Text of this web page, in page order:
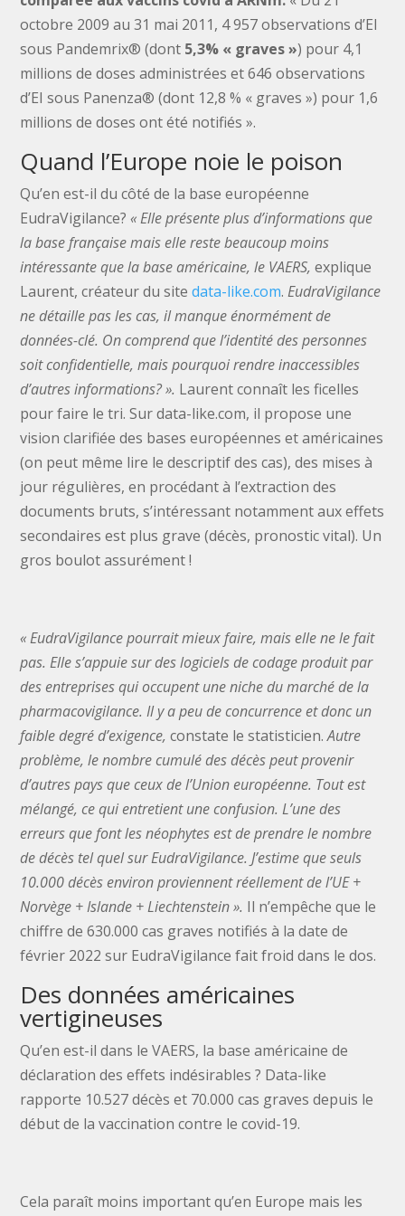
octobre 2009 au 31 mai 2011, 4 957 observations d’EI
sous Pandemrix® (dont 5,3% « graves ») pour 4,1
millions de doses administrées et 646 observations
d’EI sous Panenza® (dont 12,8 % « graves ») pour 1,6
millions de doses ont été notifiés ».
Quand l’Europe noie le poison
Qu’en est-il du côté de la base européenne
EudraVigilance?« Elle présente plus d’informations que
la base française mais elle reste beaucoup moins
intéressante que la base américaine, le VAERS,explique
Laurent, créateur du sitedata-like.com.EudraVigilance
ne détaille pas les cas, il manque énormément de
données-clé. On comprend que l’identité des personnes
soit confidentielle, mais pourquoi rendre inaccessibles
d’autres informations? ». Laurent connaît les ficelles
pour faire le tri. Sur data-like.com, il propose une
vision clarifiée des bases européennes et américaines
(on peut même lire le descriptif des cas), des mises à
jour régulières, en procédant à l’extraction des
documents bruts, s’intéressant notamment aux effets
secondaires est plus grave (décès, pronostic vital). Un
gros boulot assurément !
« EudraVigilance pourrait mieux faire, mais elle ne le fait
pas. Elle s’appuie sur des logiciels de codage produit par
des entreprises qui occupent une niche du marché de la
pharmacovigilance. Il y a peu de concurrence et donc un
faible degré d’exigence,constate le statisticien.Autre
problème, le nombre cumulé des décès peut provenir
d’autres pays que ceux de l’Union européenne. Tout est
mélangé, ce qui entretient une confusion. L’une des
erreurs que font les néophytes est de prendre le nombre
de décès tel quel sur EudraVigilance. J’estime que seuls
10.000 décès environ proviennent réellement de l’UE +
Norvège + Islande + Liechtenstein ». Il n’empêche que le
chiffre de 630.000 cas graves notifiés à la date de
février 2022 sur EudraVigilance fait froid dans le dos.
Des données américaines
vertigineuses
Qu’en est-il dans le VAERS, la base américaine de
déclaration des effets indésirables ? Data-like
rapporte 10.527 décès et 70.000 cas graves depuis le
début de la vaccination contre le covid-19.
Cela paraît moins important qu’en Europe mais les